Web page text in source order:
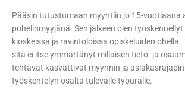
Pääsin tutustumaan myyntiin jo 15-vuotiaana
puhelinmyyjänä. Sen jälkeen olen
kioskeissa ja ravintoloissa opiskeluiden ohella.
sitä ei itse ymmärtänyt millaisen tieto- ja
tehtävät kasvattivat myynnin ja
työskentelyn osalta tulevalle työuralle.